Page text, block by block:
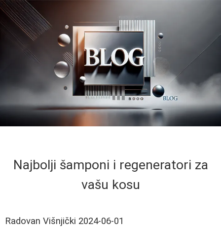
Najbolji šamponi i regeneratori za
vašu kosu
Radovan Višnjički 2024-06-01